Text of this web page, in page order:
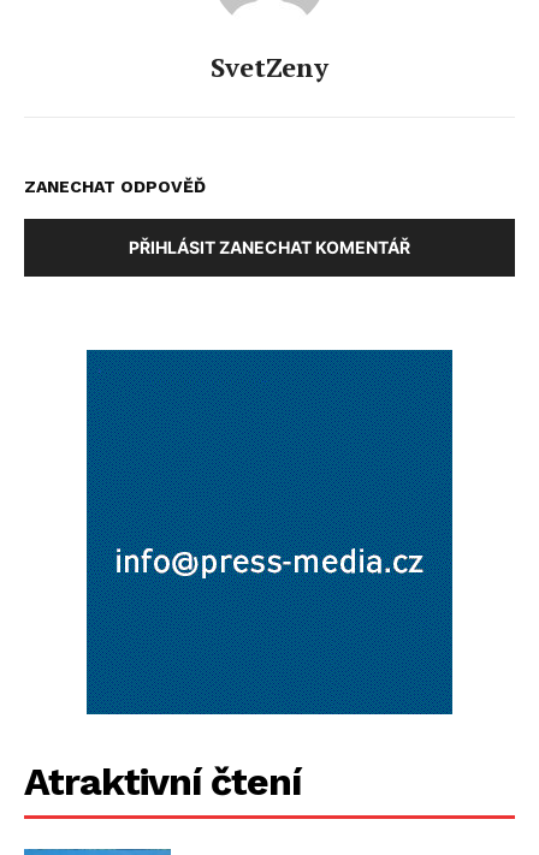
SvetZeny
ZANECHAT ODPOVĚĎ
PŘIHLÁSIT ZANECHAT KOMENTÁŘ
Atraktivní čtení